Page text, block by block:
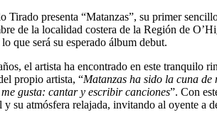
de la localidad costera de la Región de
que será su esperado álbum debut.
el artista ha encontrado en este tranquilo
propio artista, “Matanzas ha sido la cuna
gusta: cantar y escribir canciones”. Con
su atmósfera relajada, invitando al oyente a